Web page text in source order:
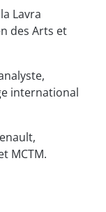
Lavra
des Arts et
international
MCTM.